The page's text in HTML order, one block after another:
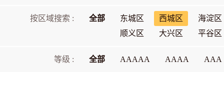
按区域搜索 : 全部 东城区 西城区
海淀区
顺义区
大兴区 平谷区
等级 : 全部 AAAAA AAAA AAA